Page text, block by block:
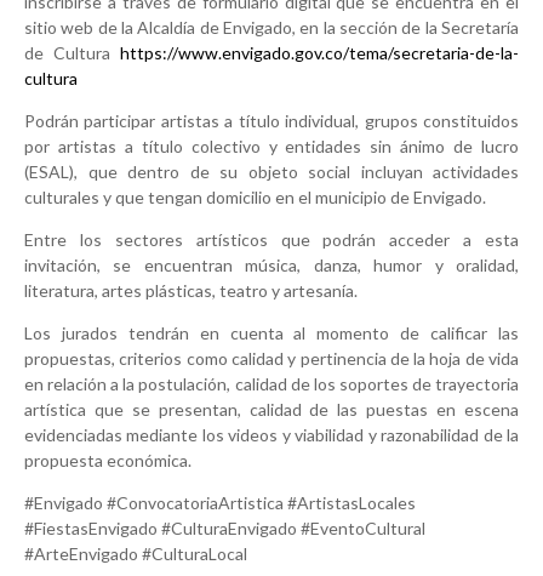
sitio web de la Alcaldía de Envigado, en la sección de la Secretaría
de Cultura https://www.envigado.gov.co/tema/secretaria-de-la-
cultura
Podrán participar artistas a título individual, grupos constituidos
por artistas a título colectivo y entidades sin ánimo de lucro
(ESAL), que dentro de su objeto social incluyan actividades
culturales y que tengan domicilio en el municipio de Envigado.
Entre los sectores artísticos que podrán acceder a esta
invitación, se encuentran música, danza, humor y oralidad,
literatura, artes plásticas, teatro y artesanía.
Los jurados tendrán en cuenta al momento de calificar las
propuestas, criterios como calidad y pertinencia de la hoja de vida
en relación a la postulación, calidad de los soportes de trayectoria
artística que se presentan, calidad de las puestas en escena
evidenciadas mediante los videos y viabilidad y razonabilidad de la
propuesta económica.
#Envigado #ConvocatoriaArtistica #ArtistasLocales
#FiestasEnvigado #CulturaEnvigado #EventoCultural
#ArteEnvigado #CulturaLocal